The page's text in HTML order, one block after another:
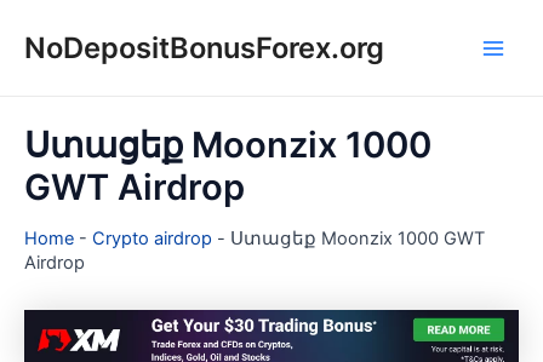
NoDepositBonusForex.org
Ստացեք Moonzix 1000
GWT Airdrop
Home - Crypto airdrop - Ստացեք Moonzix 1000 GWT
Airdrop